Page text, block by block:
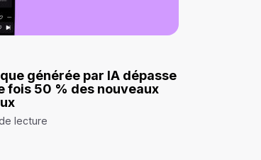
générée par IA dépasse
fois 50 % des nouveaux
lecture